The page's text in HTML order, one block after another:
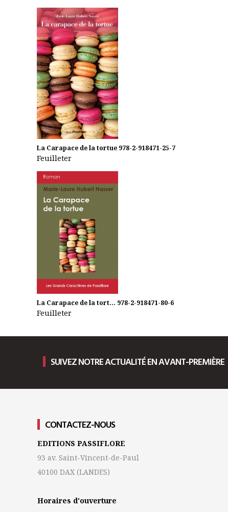
La Carapace de la tortue 978-2-918471-25-7
Feuilleter
La Carapace de la tort... 978-2-918471-80-6
Feuilleter
SUIVEZ NOTRE ACTUALITÉ EN AVANT-PREMIÈRE
CONTACTEZ-NOUS
EDITIONS PASSIFLORE
93 av. Saint-Vincent-de-Paul
40100 DAX (LANDES)
Horaires d'ouverture